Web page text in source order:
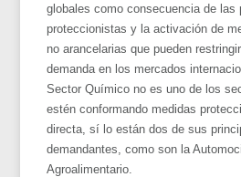
globales como consecuencia de las
proteccionistas y la activación de
no arancelarias que pueden
demanda en los mercados
Sector Químico no es uno de los
estén conformando medidas
directa, sí lo están dos de sus
demandantes, como son la
Agroalimentario.